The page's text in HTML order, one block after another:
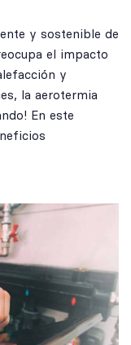
y sostenible de
el impacto
y
la aerotermia
En este